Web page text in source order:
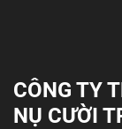
CÔNG TY
NỤ CƯỜI